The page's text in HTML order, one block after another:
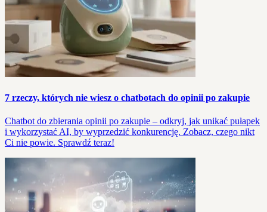
7 rzeczy, których nie wiesz o chatbotach do opinii po zakupie
Chatbot do zbierania opinii po zakupie – odkryj, jak unikać pułapek
i wykorzystać AI, by wyprzedzić konkurencję. Zobacz, czego nikt
Ci nie powie. Sprawdź teraz!